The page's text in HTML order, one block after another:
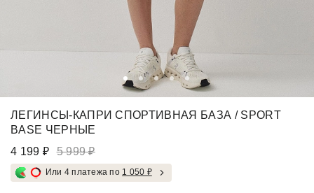
ЛЕГИНСЫ-КАПРИ СПОРТИВНАЯ БАЗА / SPORT
BASE ЧЕРНЫЕ
4 199 ₽
5 999 ₽
Или 4 платежа по 1 050 ₽